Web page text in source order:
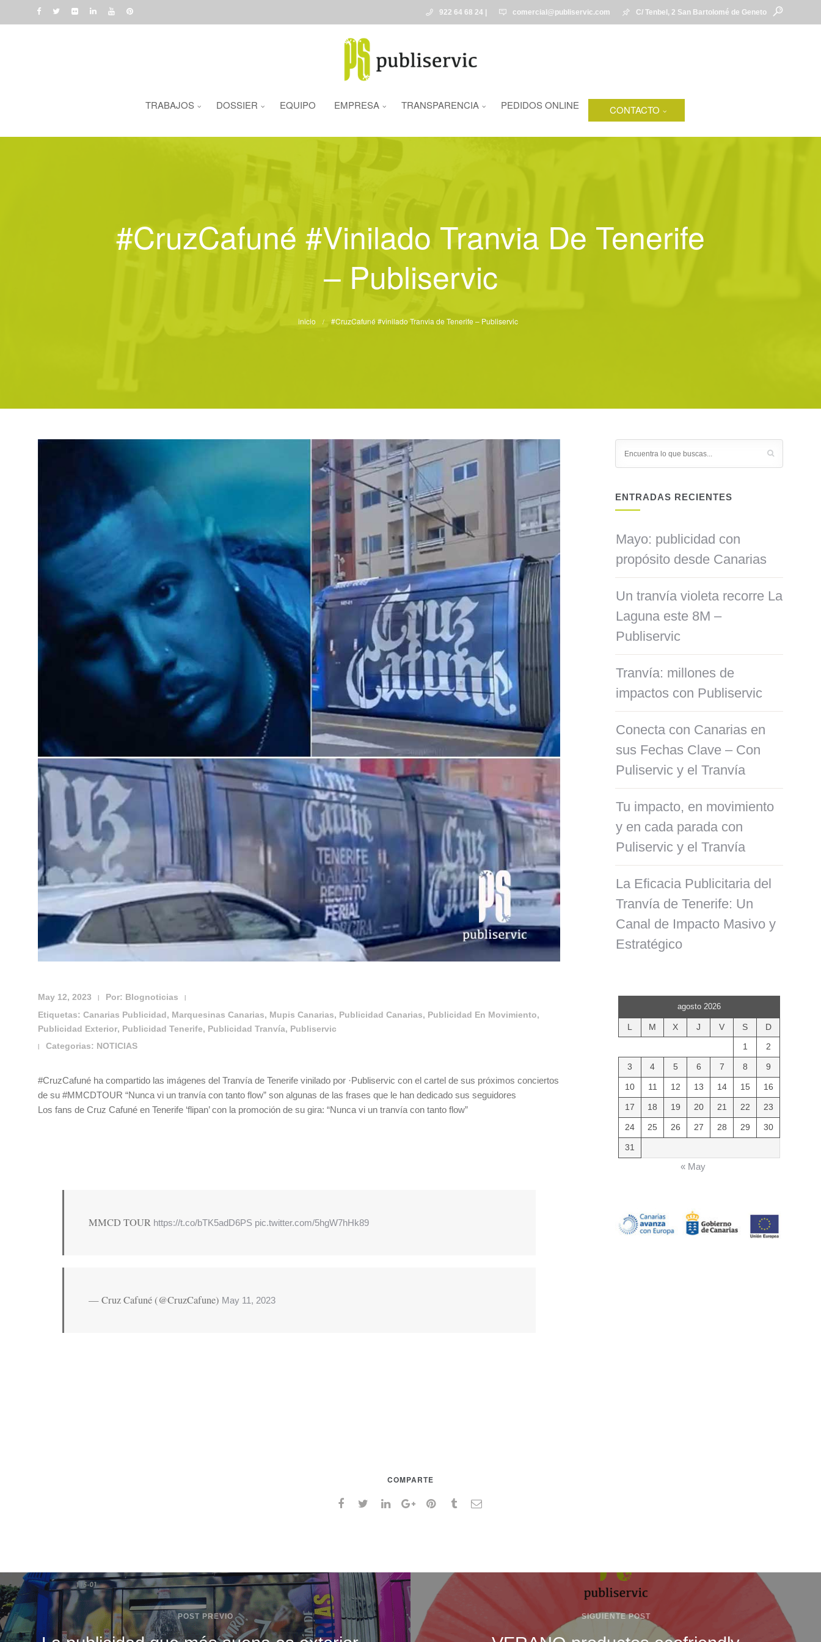
922 64 68 24 | comercial@publiservic.com C/ Tenbel, 2 San Bartolomé de Geneto
TRABAJOS DOSSIER EQUIPO EMPRESA TRANSPARENCIA PEDIDOS ONLINE CONTACTO
#CruzCafuné #vinilado Tranvia De Tenerife
– Publiservic
inicio / #CruzCafuné #vinilado Tranvia de Tenerife – Publiservic
May 12, 2023 Por: Blognoticias
Etiquetas: Canarias Publicidad, Marquesinas Canarias, Mupis Canarias, Publicidad Canarias, Publicidad En Movimiento,
Publicidad Exterior, Publicidad Tenerife, Publicidad Tranvía, Publiservic
Categorias: NOTICIAS
#CruzCafuné ha compartido las imágenes del Tranvía de Tenerife vinilado por ·Publiservic con el cartel de sus próximos conciertos
de su #MMCDTOUR “Nunca vi un tranvía con tanto flow” son algunas de las frases que le han dedicado sus seguidores
Los fans de Cruz Cafuné en Tenerife ‘flipan’ con la promoción de su gira: “Nunca vi un tranvía con tanto flow”
MMCD TOUR https://t.co/bTK5adD6PS pic.twitter.com/5hgW7hHk89
— Cruz Cafuné (@CruzCafune) May 11, 2023
ENTRADAS RECIENTES
Mayo: publicidad con
propósito desde Canarias
Un tranvía violeta recorre La
Laguna este 8M –
Publiservic
Tranvía: millones de
impactos con Publiservic
Conecta con Canarias en
sus Fechas Clave – Con
Puliservic y el Tranvía
Tu impacto, en movimiento
y en cada parada con
Puliservic y el Tranvía
La Eficacia Publicitaria del
Tranvía de Tenerife: Un
Canal de Impacto Masivo y
Estratégico
agosto 2026
L M X J V S D
1 2
3 4 5 6 7 8 9
10 11 12 13 14 15 16
17 18 19 20 21 22 23
24 25 26 27 28 29 30
31
« May
COMPARTE
POST PREVIO SIGUIENTE POST